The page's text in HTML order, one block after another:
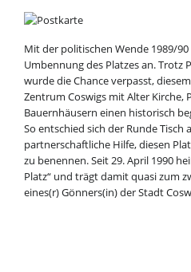
Mit der politischen Wende 1989/
Umbennung des Platzes an. Trotz
wurde die Chance verpasst,
Zentrum Coswigs mit Alter Kirche,
Bauern­häusern einen historisch
So entschied sich der Runde
partnerschaftliche Hilfe, diesen
zu benennen. Seit 29. April 1990
Platz“ und trägt damit quasi zum
eines(r) Gönners(in) der Stadt